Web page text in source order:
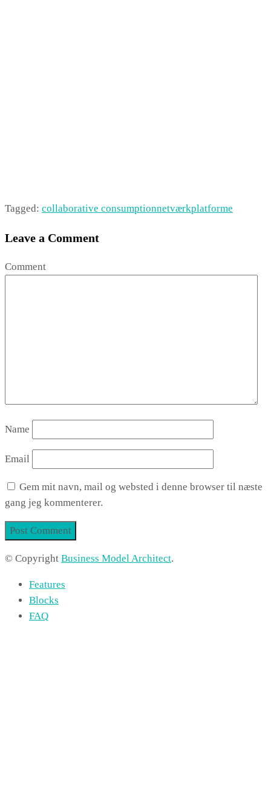
Tagged: collaborative consumptionnetværkplatforme
Leave a Comment
Comment
Name
Email
Gem mit navn, mail og websted i denne browser til næste
gang jeg kommenterer.
© Copyright Business Model Architect.
Features
Blocks
FAQ